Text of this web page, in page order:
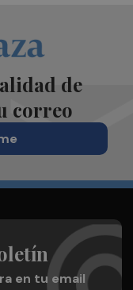
de
correo
en tu email